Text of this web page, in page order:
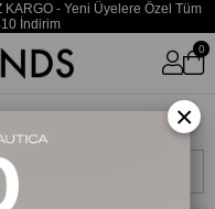
- Yeni Üyelere Özel Tüm
İndirim
0
×